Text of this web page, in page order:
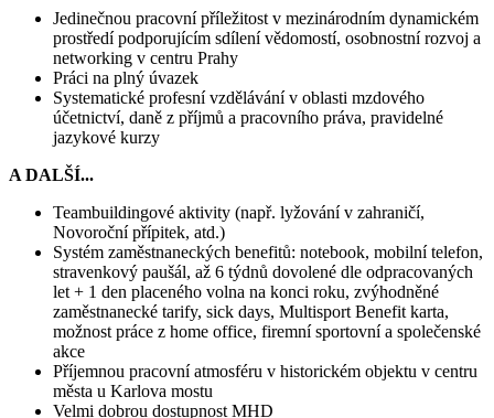
Jedinečnou pracovní příležitost v mezinárodním dynamickém
prostředí podporujícím sdílení vědomostí, osobnostní rozvoj a
networking v centru Prahy
Práci na plný úvazek
Systematické profesní vzdělávání v oblasti mzdového
účetnictví, daně z příjmů a pracovního práva, pravidelné
jazykové kurzy
A DALŠÍ...
Teambuildingové aktivity (např. lyžování v zahraničí,
Novoroční přípitek, atd.)
Systém zaměstnaneckých benefitů: notebook, mobilní telefon,
stravenkový paušál, až 6 týdnů dovolené dle odpracovaných
let + 1 den placeného volna na konci roku, zvýhodněné
zaměstnanecké tarify, sick days, Multisport Benefit karta,
možnost práce z home office, firemní sportovní a společenské
akce
Příjemnou pracovní atmosféru v historickém objektu v centru
města u Karlova mostu
Velmi dobrou dostupnost MHD